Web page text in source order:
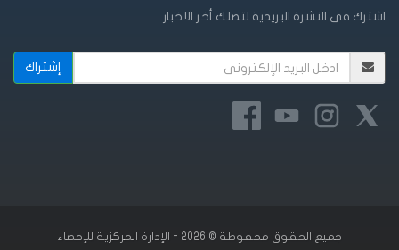
اشترك فى النشرة البريدية لتصلك أخر الاخبار
جميع الحقوق محفوظة © 2026 - الإدارة المركزية للإحصاء